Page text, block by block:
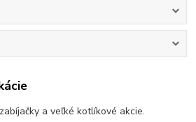
a veľké kotlíkové akcie.